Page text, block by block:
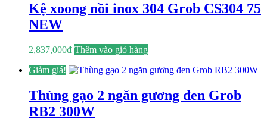
Kệ xoong nồi inox 304 Grob CS304 75
NEW
2,837,000₫ Thêm vào giỏ hàng
Giảm giá!
Thùng gạo 2 ngăn gương đen Grob
RB2 300W